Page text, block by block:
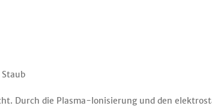
Durch die Plasma-Ionisierung und den